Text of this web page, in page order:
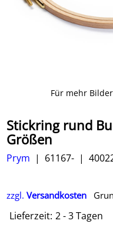
Für mehr
Stickring rund
Größen
Prym 61167-
zzgl. Versandkosten
Lieferzeit: 2 - 3 Tagen